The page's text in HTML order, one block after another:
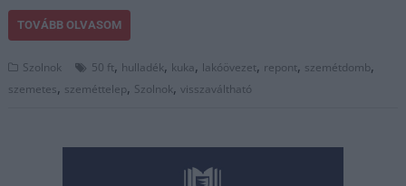
TOVÁBB OLVASOM
Szolnok 50 ft, hulladék, kuka, lakóövezet, repont, szemétdomb,
szemetes, szeméttelep, Szolnok,visszaváltható